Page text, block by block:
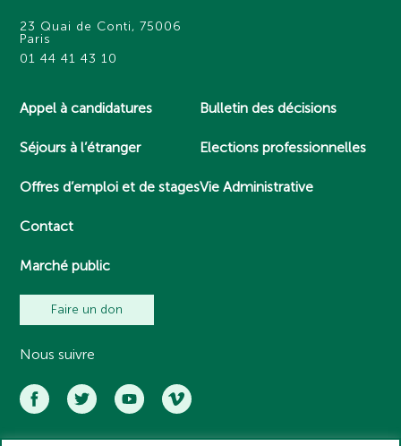
23 Quai de Conti, 75006
Paris
01 44 41 43 10
Appel à candidatures
Séjours à l’étranger
Offres d’emploi et de stages
Contact
Marché public
Bulletin des décisions
Elections professionnelles
Vie Administrative
Faire un don
Nous suivre